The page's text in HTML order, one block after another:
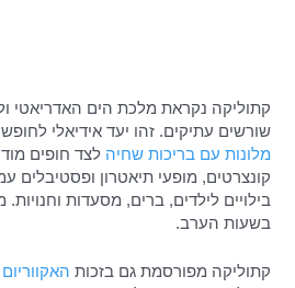
קתוליקה נקראת מלכת הים האדריאטי
שורשים עתיקים. זהו יעד אידיאלי
מלונות עם בריכות שחיה לצד חופים
קונצרטים, מופעי תיאטרון ופסטיבלים
בילויים לילדים, ברים, מסעדות
בשעות הערב.
קתוליקה מפורסמת גם בזכות